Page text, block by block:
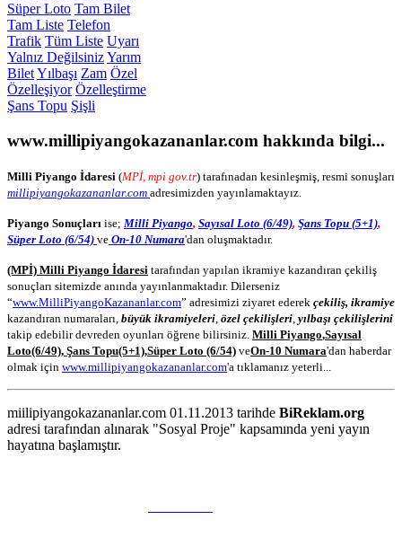
Süper Loto Tam Bilet
Tam Liste Telefon
Trafik Tüm Liste Uyarı
Yalnız DeğilsinizYarım
BiletYılbaşı Zam Özel
Özelleşiyor Özelleştirme
Şans Topu Şişli
www.millipiyangokazananlar.com hakkında bilgi...
Milli Piyango İdaresi (MPİ, mpi gov.tr) tarafınadan kesinleşmiş, resmi sonuşları
millipiyangokazananlar.com adresimizden yayınlamaktayız.
Piyango Sonuçları ise; Milli Piyango, Sayısal Loto (6/49), Şans Topu (5+1),
Süper Loto (6/54) ve On-10 Numara'dan oluşmaktadır.
(MPİ) Milli Piyango İdaresi tarafından yapılan ikramiye kazandıran çekiliş
sonuçları sitemizde anında yayınlanmaktadır. Dilerseniz
“www.MilliPiyangoKazananlar.com” adresimizi ziyaret ederek çekiliş, ikramiye
kazandıran numaraları, büyük ikramiyeleri özel çekilişleri yılbaşı çekilişlerini
takip edebilir devreden oyunları öğrene bilirsiniz. Milli Piyango,Sayısal
Loto(6/49), Şans Topu(5+1),Süper Loto (6/54) veOn-10 Numara'dan haberdar
olmak için www.millipiyangokazananlar.com'a tıklamanız yeterli...
miilipiyangokazananlar.com 01.11.2013 tarihde BiReklam.org
adresi tarafından alınarak "Sosyal Proje" kapsamında yeni yayın
hayatına başlamıştır.